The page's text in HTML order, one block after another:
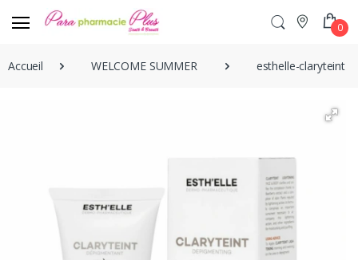
0
Accueil WELCOME SUMMER esthelle-claryteint-